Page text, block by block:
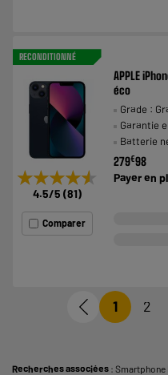
RECONDITIONNÉ
★★★★★
★★★★★
4.5/5 (81)
Comparer
APPLE
éco
Grade :
Garantie
Batterie
279€98
Payer en
1 2
Recherches associées : Smartphone